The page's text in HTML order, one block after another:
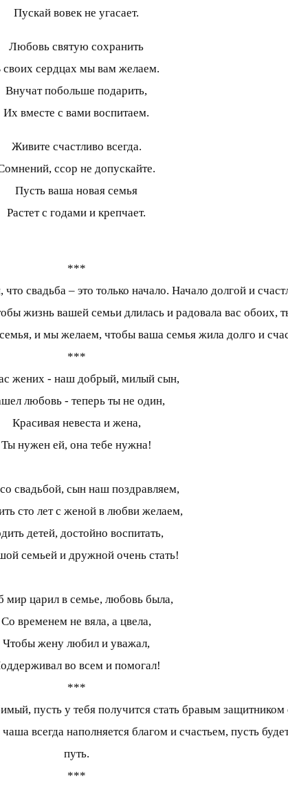
Пускай вовек не угасает.
Любовь святую сохранить
своих сердцах мы вам желаем.
Внучат побольше подарить,
Их вместе с вами воспитаем.
Живите счастливо всегда.
ссор не допускайте.
Пусть ваша новая семья
Растет с годами и крепчает.
***
свадьба – это только начало. Начало долгой и
жизнь вашей семьи длилась и радовала вас обоих,
и мы желаем, чтобы ваша семья жила долго и
***
жених - наш добрый, милый сын,
любовь - теперь ты не один,
Красивая невеста и жена,
Ты нужен ей, она тебе нужна!
свадьбой, сын наш поздравляем,
сто лет с женой в любви желаем,
детей, достойно воспитать,
семьей и дружной очень стать!
мир царил в семье, любовь была,
Со временем не вяла, а цвела,
Чтобы жену любил и уважал,
во всем и помогал!
***
пусть у тебя получится стать бравым защитником
всегда наполняется благом и счастьем, пусть
путь.
***